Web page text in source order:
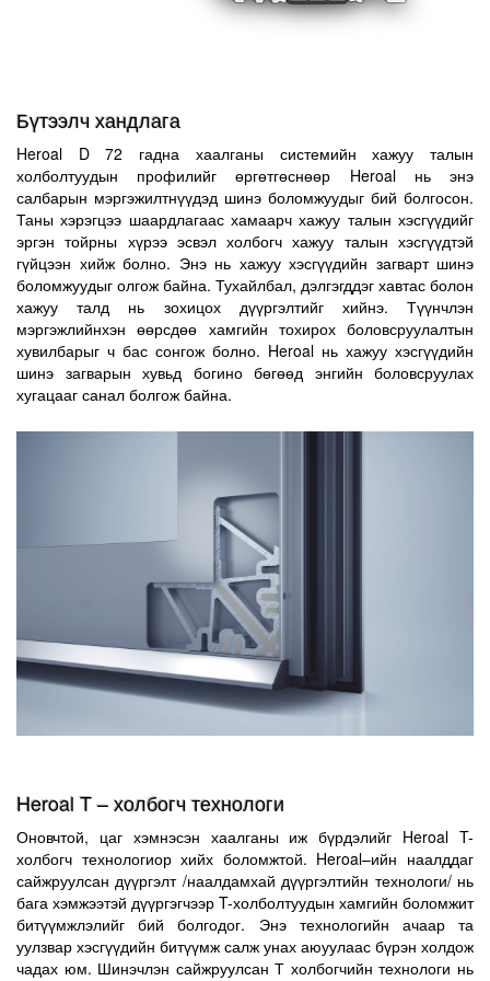
Битүү дүүргэлт
Heroal D 72 дүүргэгч хавтангын нэмэлт
Heroal D 72 хаалганы системийн хувьд heroal нь хөнгөн цагаан
материалаар хийгдсэн дүүргэгч хавтангийн нэмэлттэй. Энэхүү
хэсэг нь урьдчилан төлөвлөсний үндсэн дээр хаалганы онгойлт
хэсэгт нэмж сурилуулагддаг ба хавтастайгаа нэгэн цул
болсоноор хаалганы холбоос хэсгүүдийг далдлах боломжийг
бий болгодог. Үүний үр дүнд хаалганы хэлбэр дизайн нь сэтгэл
хангалуун байдлыг үүсгэх ба аюулгүй байдал тав тухыг таньд
мэдрүүлэх болно. Heroal дүүргэх хавтангийн нэмэлтээр бий
болгож буй олон өөр боломжуудын ачаар хавтасыг боломжит
хамгийн дээд хэмжээг үйлдвэрлэж болно. Heroal D 72
хаалганы систем нь дүүргэх хавтангийн нэмэлтээр төрөл нь
сайжирч олон олон давуу талыг бий болгож байгаа бэлдэцийн
загвар нь олны талархалыг хүлээж байгаа билээ. Барилгын
нь боловсруулахад хугацаа хэмнэсэн зэрэг нь шинэ загварын
маш онцлог давуу талуудтай.
Бүтээлч хандлага
Heroal D 72 гадна хаалганы системийн хажуу талын
холболтуудын профилийг өргөтгөснөөр Heroal нь энэ
салбарын мэргэжилтнүүдэд шинэ боломжуудыг бий болгосон.
Таны хэрэгцээ шаардлагаас хамаарч хажуу талын хэсгүүдийг
эргэн тойрны хүрээ эсвэл холбогч хажуу талын хэсгүүдтэй
гүйцээн хийж болно. Энэ нь хажуу хэсгүүдийн загварт шинэ
боломжуудыг олгож байна. Тухайлбал, дэлгэгддэг хавтас болон
хажуу талд нь зохицох дүүргэлтийг хийнэ. Түүнчлэн
мэргэжлийнхэн өөрсдөө хамгийн тохирох боловсруулалтын
хувилбарыг ч бас сонгож болно. Heroal нь хажуу хэсгүүдийн
шинэ загварын хувьд богино бөгөөд энгийн боловсруулах
хугацааг санал болгож байна.
нь булангийн хавчих бэхэлгээнд дөрвөн талт давхаргаар бүрэн
дүүргэж бага материалаар бат бөх боломжит дүүргэлтийг
хийнэ.
Энэ нь хаалга үйлдвэрлэгчийн үр ашгийн баталгаатай болж
Heroal булангийн холболтын технологи нь үйлдвэрлэл болон
угсралтын цаг ашиглалтыг оновчтой болгох давуу талаараа
Heroal T – холбогч технологи
Оновчтой, цаг хэмнэсэн хаалганы иж бүрдэлийг Heroal T-
холбогч технологиор хийх боломжтой. Heroal–ийн наалддаг
сайжруулсан дүүргэлт /наалдамхай дүүргэлтийн технологи/ нь
бага хэмжээтэй дүүргэгчээр T-холболтуудын хамгийн боломжит
битүүмжлэлийг бий болгодог. Энэ технологийн ачаар та
уулзвар хэсгүүдийн битүүмж салж унах аюуулаас бүрэн холдож
чадах юм. Шинэчлэн сайжруулсан Т холбогчийн технологи нь